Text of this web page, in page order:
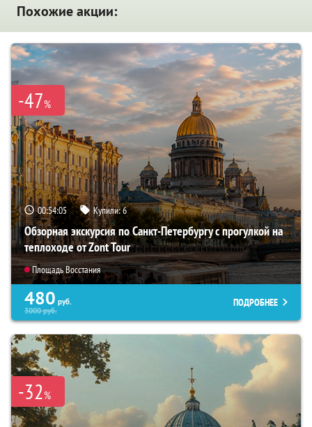
Похожие акции:
-47%
00:54:04 Купили:6
Обзорная экскурсия по Санкт-Петербургу с прогулкой на
теплоходе от Zont Tour
Площадь Восстания
480 руб.
3000руб.
ПОДРОБНЕЕ
-32%